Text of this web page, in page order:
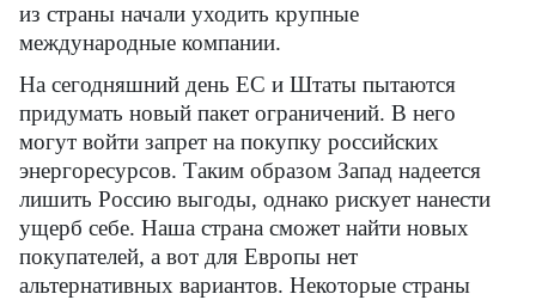
из страны начали уходить крупные
международные компании.
На сегодняшний день ЕС и Штаты пытаются
придумать новый пакет ограничений. В него
могут войти запрет на покупку российских
энергоресурсов. Таким образом Запад надеется
лишить Россию выгоды, однако рискует нанести
ущерб себе. Наша страна сможет найти новых
покупателей, а вот для Европы нет
альтернативных вариантов. Некоторые страны